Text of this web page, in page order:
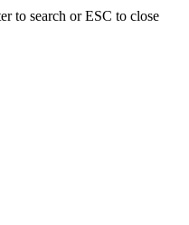
to search or ESC to close